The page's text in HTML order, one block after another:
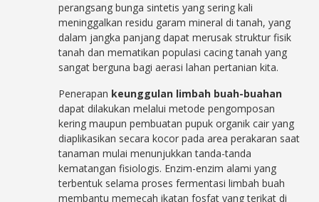
perangsang bunga sintetis yang sering kali
meninggalkan residu garam mineral di tanah, yang
dalam jangka panjang dapat merusak struktur fisik
tanah dan mematikan populasi cacing tanah yang
sangat berguna bagi aerasi lahan pertanian kita.
Penerapan keunggulan limbah buah-buahan
dapat dilakukan melalui metode pengomposan
kering maupun pembuatan pupuk organik cair yang
diaplikasikan secara kocor pada area perakaran saat
tanaman mulai menunjukkan tanda-tanda
kematangan fisiologis. Enzim-enzim alami yang
terbentuk selama proses fermentasi limbah buah
membantu memecah ikatan fosfat yang terikat di